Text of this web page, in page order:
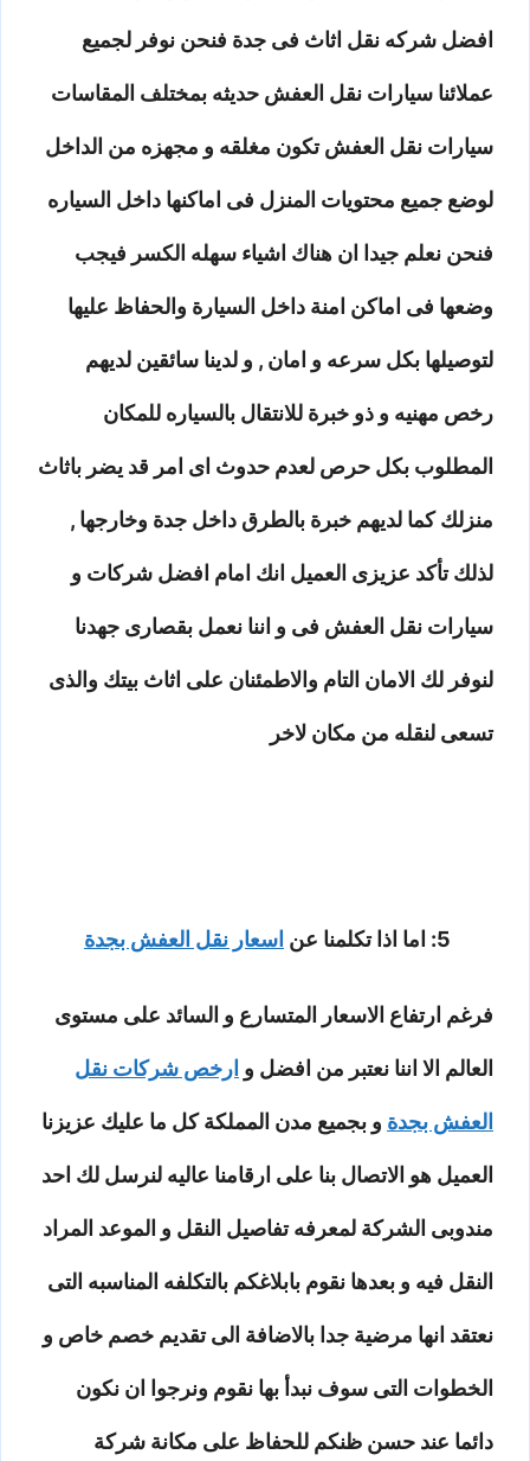
افضل شركه نقل اثاث فى جدة فنحن نوفر لجميع
عملائنا سيارات نقل العفش حديثه بمختلف المقاسات
سيارات نقل العفش تكون مغلقه و مجهزه من الداخل
لوضع جميع محتويات المنزل فى اماكنها داخل السياره
فنحن نعلم جيدا ان هناك اشياء سهله الكسر فيجب
وضعها فى اماكن امنة داخل السيارة والحفاظ عليها
لتوصيلها بكل سرعه و امان , و لدينا سائقين لديهم
رخص مهنيه و ذو خبرة للانتقال بالسياره للمكان
المطلوب بكل حرص لعدم حدوث اى امر قد يضر باثاث
منزلك كما لديهم خبرة بالطرق داخل جدة وخارجها ,
لذلك تأكد عزيزى العميل انك امام افضل شركات و
سيارات نقل العفش فى و اننا نعمل بقصارى جهدنا
لنوفر لك الامان التام والاطمئنان على اثاث بيتك والذى
تسعى لنقله من مكان لاخر
5: اما اذا تكلمنا عن اسعار نقل العفش بجدة
فرغم ارتفاع الاسعار المتسارع و السائد على مستوى
العالم الا اننا نعتبر من افضل و ارخص شركات نقل
العفش بجدة و بجميع مدن المملكة كل ما عليك عزيزنا
العميل هو الاتصال بنا على ارقامنا عاليه لنرسل لك احد
مندوبى الشركة لمعرفه تفاصيل النقل و الموعد المراد
النقل فيه و بعدها نقوم بابلاغكم بالتكلفه المناسبه التى
نعتقد انها مرضية جدا بالاضافة الى تقديم خصم خاص و
الخطوات التى سوف نبدأ بها نقوم ونرجوا ان نكون
دائما عند حسن ظنكم للحفاظ على مكانة شركة